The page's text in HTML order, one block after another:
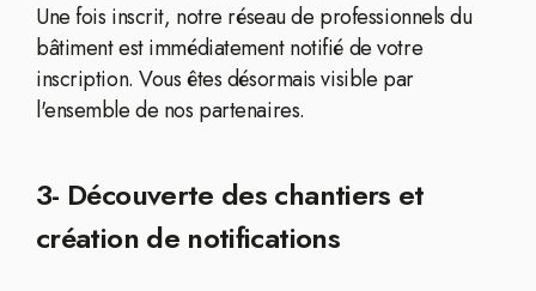
Une fois inscrit, notre réseau de professionnels du
bâtiment est immédiatement notifié de votre
inscription. Vous êtes désormais visible par
l'ensemble de nos partenaires.
3- Découverte des chantiers et
création de notifications